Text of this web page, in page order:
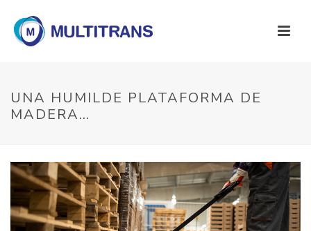
UNA HUMILDE PLATAFORMA DE
MADERA…